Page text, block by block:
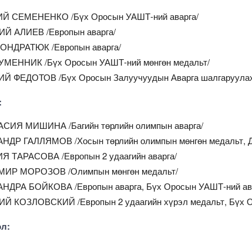
СЕМЕНЕНКО /Бүх Оросын УАШТ-ний аварга/
АЛИЕВ /Европын аварга/
/Европын аварга/
/Бүх Оросын УАШТ-ний мөнгөн медальт/
ФЕДОТОВ /Бүх Оросын Залуучуудын Аварга шалгаруулах
МИШИНА /Багийн төрлийн олимпын аварга/
ГАЛЛЯМОВ /Хосын төрлийн олимпын мөнгөн медальт,
ТАРАСОВА /Европын 2 удаагийн аварга/
МОРОЗОВ /Олимпын мөнгөн медальт/
БОЙКОВА /Европын аварга, Бүх Оросын УАШТ-ний
КОЗЛОВСКИЙ /Европын 2 удаагийн хүрэл медальт, Бүх